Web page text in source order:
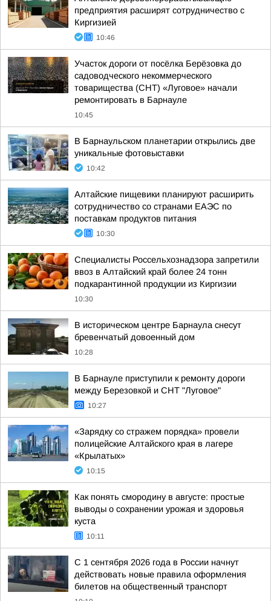
предприятия расширят сотрудничество с
Киргизией
10:46
Участок дороги от посёлка Берёзовка до
садоводческого некоммерческого
товарищества (СНТ) «Луговое» начали
ремонтировать в Барнауле
10:45
В Барнаульском планетарии открылись две
уникальные фотовыставки
10:42
Алтайские пищевики планируют расширить
сотрудничество со странами ЕАЭС по
поставкам продуктов питания
10:30
Специалисты Россельхознадзора запретили
ввоз в Алтайский край более 24 тонн
подкарантинной продукции из Киргизии
10:30
В историческом центре Барнаула снесут
бревенчатый довоенный дом
10:28
В Барнауле приступили к ремонту дороги
между Березовкой и СНТ "Луговое"
10:27
«Зарядку со стражем порядка» провели
полицейские Алтайского края в лагере
«Крылатых»
10:15
Как понять смородину в августе: простые
выводы о сохранении урожая и здоровья
куста
10:11
С 1 сентября 2026 года в России начнут
действовать новые правила оформления
билетов на общественный транспорт